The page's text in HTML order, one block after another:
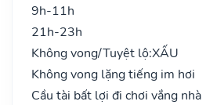
9h-11h
21h-23h
Không vong/Tuyệt lộ:XẤU
Không vong lặng tiếng im hơi
Cầu tài bất lợi đi chơi vắng nhà